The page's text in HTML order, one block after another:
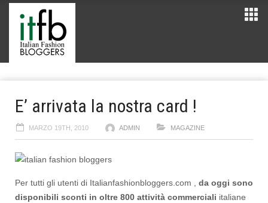
E’ arrivata la nostra card !
MARZO 19TH, 2010 ADMIN MAGAZINE
Per tutti gli utenti di Italianfashionbloggers.com , da oggi sono
disponibili sconti in oltre 800 attività commerciali italiane